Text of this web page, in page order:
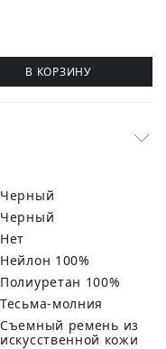
В КОРЗИНУ
Черный
черный
Нет
нейлон 100%
Полиуретан 100%
Тесьма-молния
Съемный ремень из
искусственной кожи